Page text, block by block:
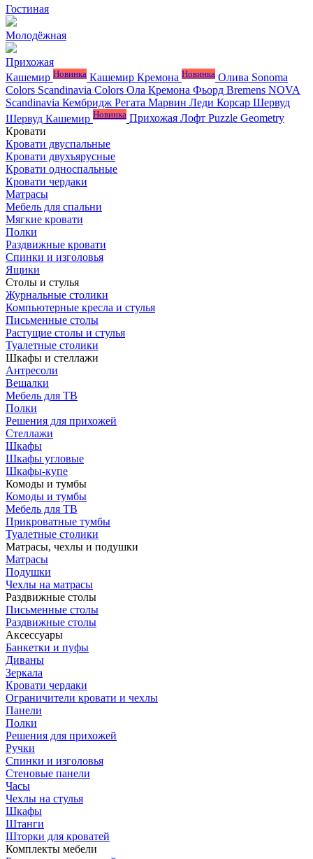
Гостиная
Молодёжная
Прихожая
Кашемир Новинка Кашемир Кремона Новинка Олива Sonoma
Colors Scandinavia Colors Ола Кремона Фьорд Bremens NOVA
Scandinavia Кембридж Регата Марвин Леди Корсар Шервуд
Шервуд Кашемир Новинка Прихожая Лофт Puzzle Geometry
Кровати
Кровати двуспальные
Кровати двухъярусные
Кровати односпальные
Кровати чердаки
Матрасы
Мебель для спальни
Мягкие кровати
Полки
Раздвижные кровати
Спинки и изголовья
Ящики
Столы и стулья
Журнальные столики
Компьютерные кресла и стулья
Письменные столы
Растущие столы и стулья
Туалетные столики
Шкафы и стеллажи
Антресоли
Вешалки
Мебель для ТВ
Полки
Решения для прихожей
Стеллажи
Шкафы
Шкафы угловые
Шкафы-купе
Комоды и тумбы
Комоды и тумбы
Мебель для ТВ
Прикроватные тумбы
Туалетные столики
Матрасы, чехлы и подушки
Матрасы
Подушки
Чехлы на матрасы
Раздвижные столы
Письменные столы
Раздвижные столы
Аксессуары
Банкетки и пуфы
Диваны
Зеркала
Кровати чердаки
Ограничители кровати и чехлы
Панели
Полки
Решения для прихожей
Ручки
Спинки и изголовья
Стеновые панели
Часы
Чехлы на стулья
Шкафы
Штанги
Шторки для кроватей
Комплекты мебели